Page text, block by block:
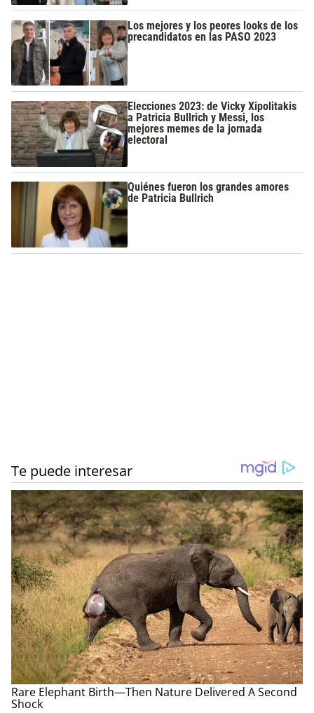
Los mejores y los peores looks de los
precandidatos en las PASO 2023
Elecciones 2023: de Vicky Xipolitakis
a Patricia Bullrich y Messi, los
mejores memes de la jornada
electoral
Quiénes fueron los grandes amores
de Patricia Bullrich